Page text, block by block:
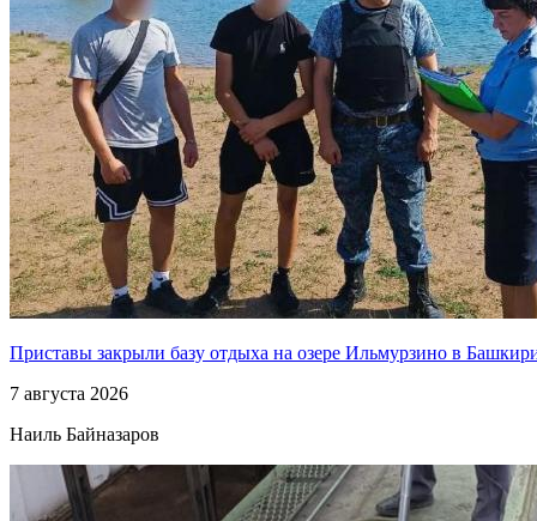
Приставы закрыли базу отдыха на озере Ильмурзино в
7 августа 2026
Наиль Байназаров